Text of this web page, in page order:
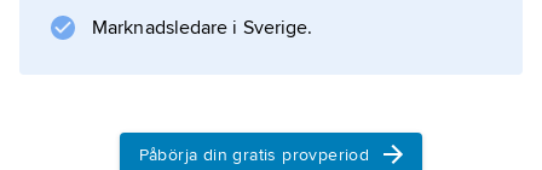
Marknadsledare i Sverige.
Påbörja din gratis provperiod